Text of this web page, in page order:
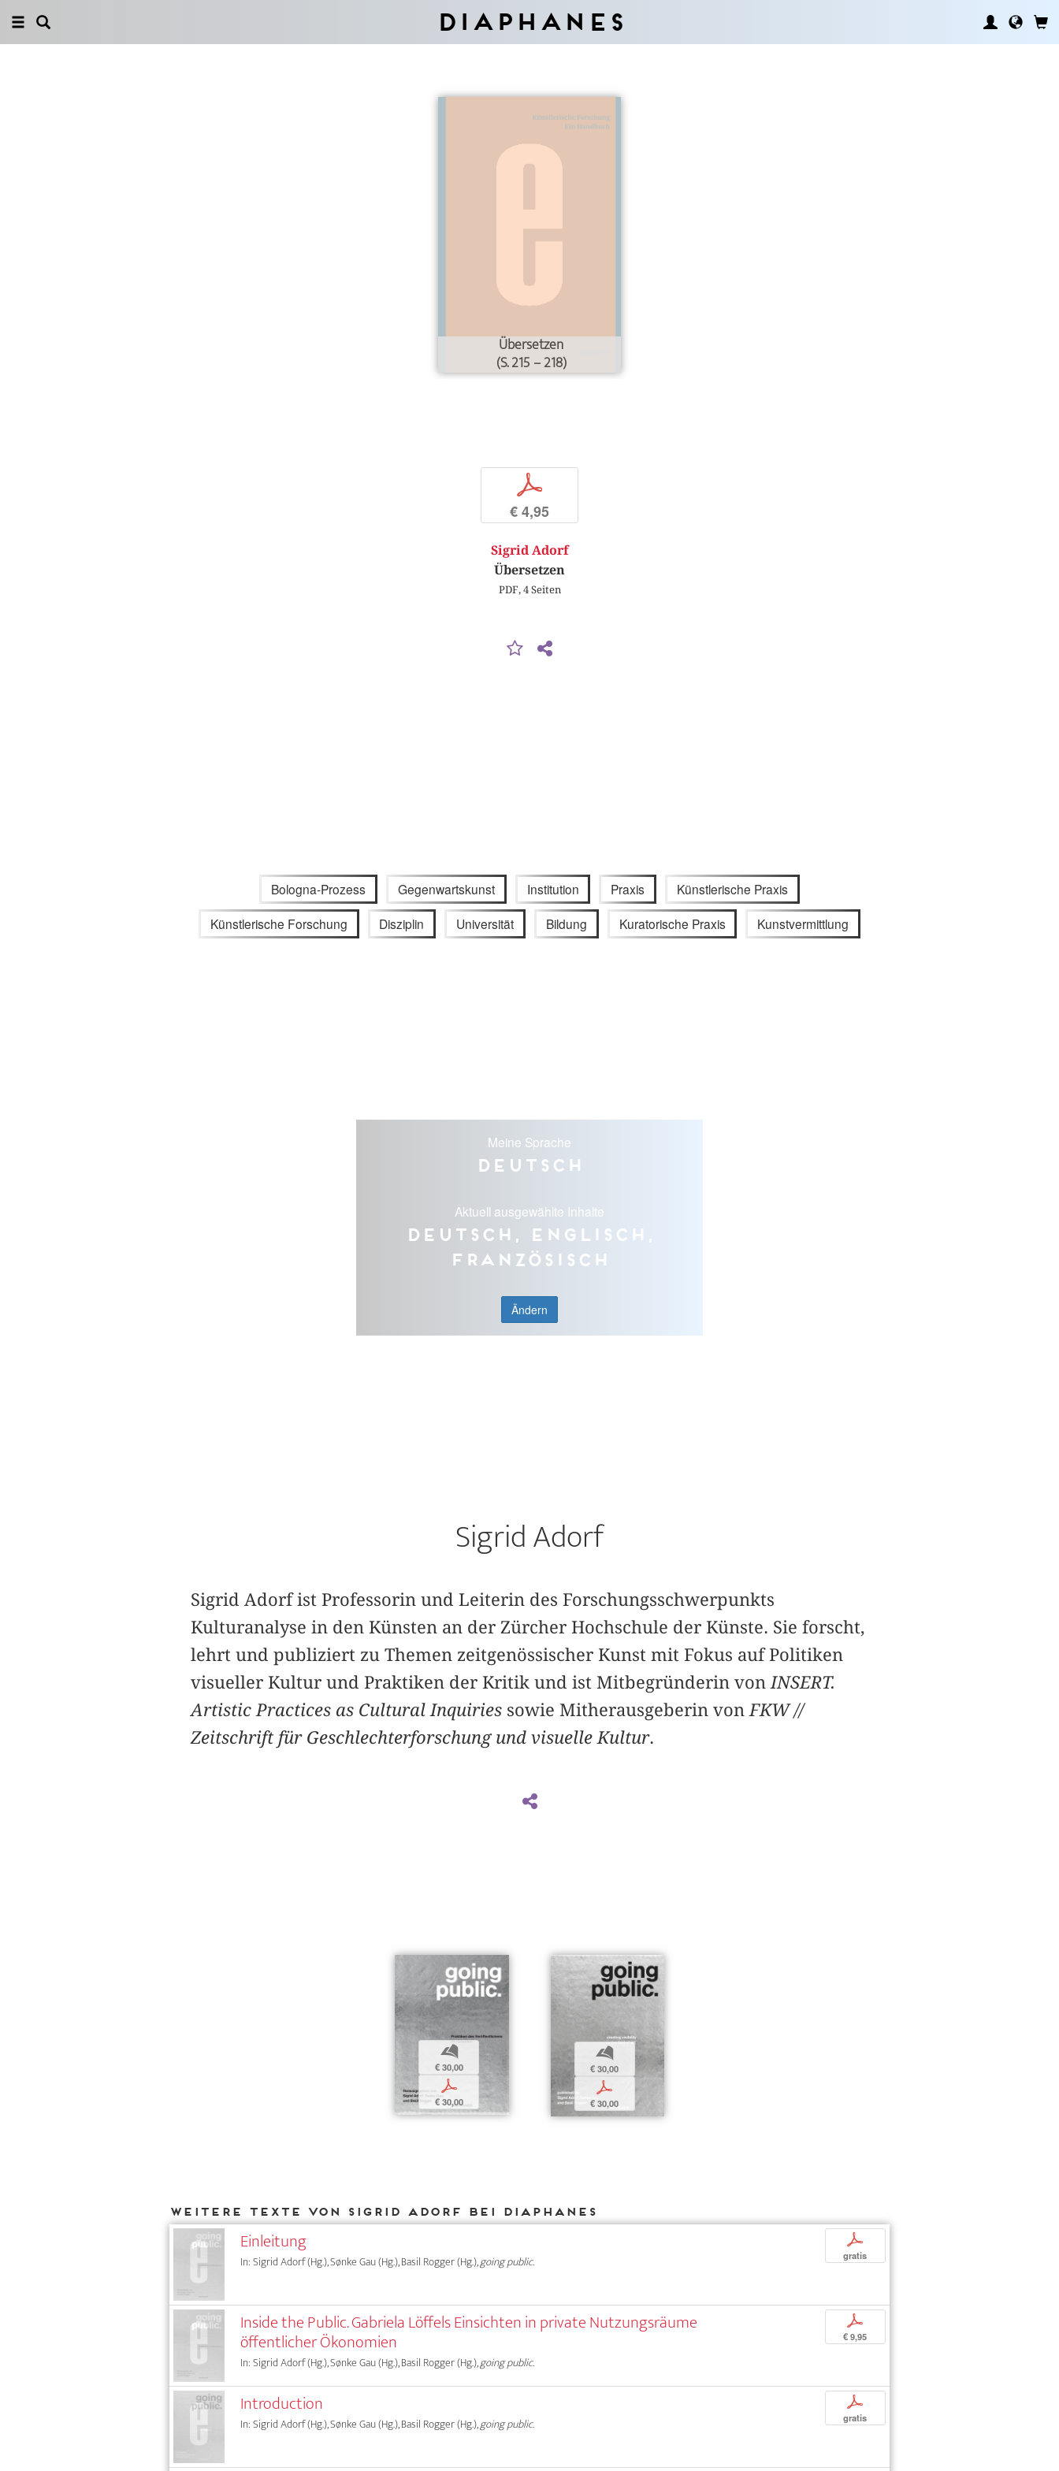
Diaphanes
Übersetzen
(S. 215 – 218)
p
€ 4,95
Sigrid Adorf
Übersetzen
PDF, 4 Seiten
Bologna-Prozess Gegenwartskunst Institution Praxis Künstlerische Praxis
Künstlerische Forschung Disziplin Universität Bildung Kuratorische Praxis Kunstvermittlung
Meine Sprache
Deutsch
Aktuell ausgewählte Inhalte
Deutsch, Englisch,
Französisch
Ändern
Sigrid Adorf
Sigrid Adorf ist Professorin und Leiterin des Forschungsschwerpunkts
Kulturanalyse in den Künsten an der Zürcher Hochschule der Künste. Sie forscht,
lehrt und publiziert zu Themen zeitgenössischer Kunst mit Fokus auf Politiken
visueller Kultur und Praktiken der Kritik und ist Mitbegründerin von INSERT.
Artistic Practices as Cultural Inquiriessowie Mitherausgeberin von FKW //
Zeitschrift für Geschlechterforschung und visuelle Kultur.
b
€ 30,00
p
€ 30,00
b
€ 30,00
p
€ 30,00
Weitere Texte von Sigrid Adorf bei DIAPHANES
Einleitung
In: Sigrid Adorf (Hg.), Sønke Gau (Hg.), Basil Rogger (Hg.),going public.
p
gratis
Inside the Public. Gabriela Löffels Einsichten in private Nutzungsräume
öffentlicher Ökonomien
In: Sigrid Adorf (Hg.), Sønke Gau (Hg.), Basil Rogger (Hg.),going public.
p
€ 9,95
Introduction
In: Sigrid Adorf (Hg.), Sønke Gau (Hg.), Basil Rogger (Hg.),going public.
p
gratis